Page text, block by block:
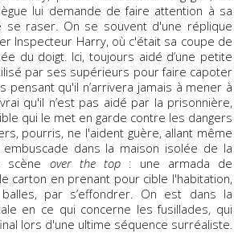
lui demande de faire attention à sa
se raser. On se souvent d'une réplique
Inspecteur Harry, où c'était sa coupe de
du doigt. Ici, toujours aidé d’une petite
par ses supérieurs pour faire capoter
pensant qu'il n’arrivera jamais à mener à
qu'il n’est pas aidé par la prisonnière,
qui le met en garde contre les dangers
pourris, ne l'aident guère, allant même
dans la maison isolée de la
scène over the top : une armada de
carton en prenant pour cible l'habitation,
par s’effondrer. On est dans la
en ce qui concerne les fusillades, qui
lors d'une ultime séquence surréaliste.